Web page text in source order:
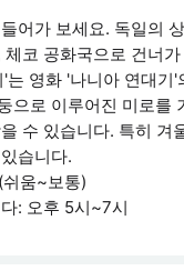
어가 보세요. 독일의
코 공화국으로 건너
는 영화 '나니아 연대기'
으로 이루어진 미로를
수 있습니다. 특히 겨
습니다.
움~보통)
: 오후 5시~7시